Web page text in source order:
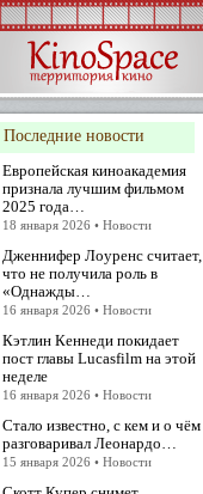
Последние новости
Европейская киноакадемия
признала лучшим фильмом
2025 года…
18 января 2026 • Новости
Дженнифер Лоуренс считает,
что не получила роль в
«Однажды…
16 января 2026 • Новости
Кэтлин Кеннеди покидает
пост главы Lucasfilm на этой
неделе
16 января 2026 • Новости
Стало известно, с кем и о чём
разговаривал Леонардо…
15 января 2026 • Новости